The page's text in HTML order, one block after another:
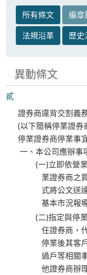
所有條文 編章
法規沿革
歷史
異動條文
貳
證券商違背交割義
(以下簡稱停業證券
停業證券商停業事
一、本公司應辦事
(一)立即依營
業證券商之
式將公文送
基本市況報
(二)指定與停
任證券商，
停業後其客
過戶等相關
他證券商辦